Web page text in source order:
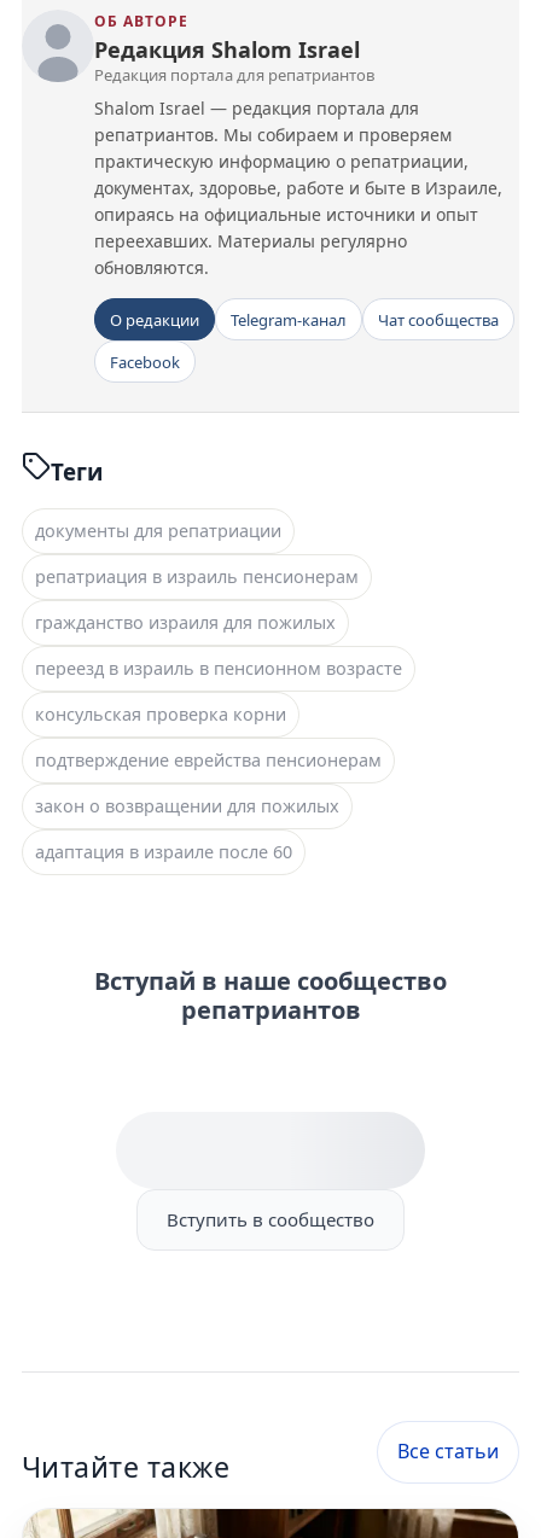
ОБ АВТОРЕ
Редакция Shalom Israel
Редакция портала для репатриантов
Shalom Israel — редакция портала для
репатриантов. Мы собираем и проверяем
практическую информацию о репатриации,
документах, здоровье, работе и быте в Израиле,
опираясь на официальные источники и опыт
переехавших. Материалы регулярно
обновляются.
О редакции Telegram-канал
Чат сообщества
Facebook
Теги
документы для репатриации
репатриация в израиль пенсионерам
гражданство израиля для пожилых
переезд в израиль в пенсионном возрасте
консульская проверка корни
подтверждение еврейства пенсионерам
закон о возвращении для пожилых
адаптация в израиле после 60
Вступай в наше сообщество
репатриантов
Вступить в сообщество
Читайте также Все статьи